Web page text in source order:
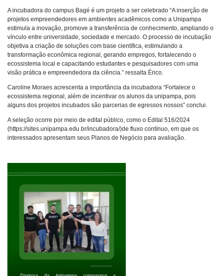
A incubadora do campus Bagé é um projeto a ser celebrado “A inserção de
projetos empreendedores em ambientes acadêmicos como a Unipampa
estimula a inovação, promove a transferência de conhecimento, ampliando o
vínculo entre universidade, sociedade e mercado. O processo de incubação
objetiva a criação de soluções com base científica, estimulando a
transformação econômica regional, gerando empregos, fortalecendo o
ecossistema local e capacitando estudantes e pesquisadores com uma
visão prática e empreendedora da ciência.” ressalta Érico.
Caroline Moraes acrescenta a importância da incubadora “Fortalece o
ecossistema regional, além de incentivar os alunos da unipampa, pois
alguns dos projetos incubados são parcerias de egressos nossos” conclui.
A seleção ocorre por meio de edital público, como o Edital 516/2024
(https://sites.unipampa.edu.br/incubadora/)de fluxo contínuo, em que os
interessados apresentam seus Planos de Negócio para avaliação.